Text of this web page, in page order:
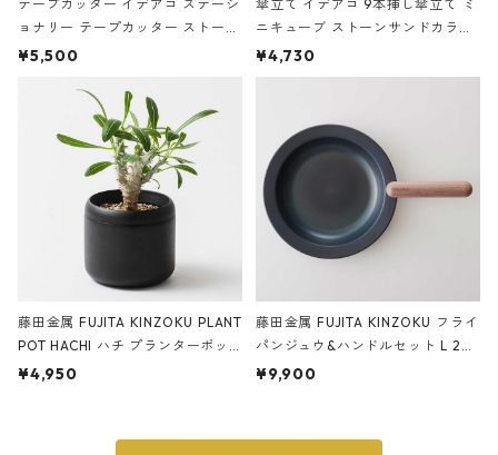
テープカッター イデアコ ステーシ
ョナリー テープカッター ストーン
サンドカラー 石調 ideaco Station
¥5,500
傘立て イデアコ 9本挿し傘立て ミ
ニキューブ ストーンサンドカラー
石調 ideaco Umbrella Stand CUB
E ストーンサンドブラック
¥4,730
藤田金属 FUJITA KINZOKU PLANT
POT HACHI ハチ プランターポッ
ト 3号 ブラック
¥4,950
藤田金属 FUJITA KINZOKU フライ
パンジュウ&ハンドルセット L 24c
m ガス火・IH対応 鉄フライパン
¥9,900